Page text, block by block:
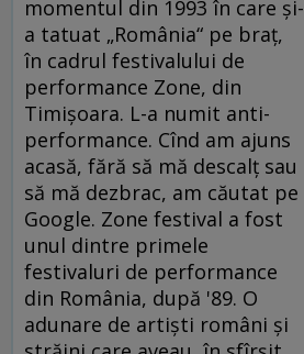
momentul din 1993 în care și-
a tatuat „România“ pe braț,
în cadrul festivalului de
performance Zone, din
Timișoara. L-a numit anti-
performance. Cînd am ajuns
acasă, fără să mă descalț sau
să mă dezbrac, am căutat pe
Google. Zone festival a fost
unul dintre primele
festivaluri de performance
din România, după '89. O
adunare de artiști români și